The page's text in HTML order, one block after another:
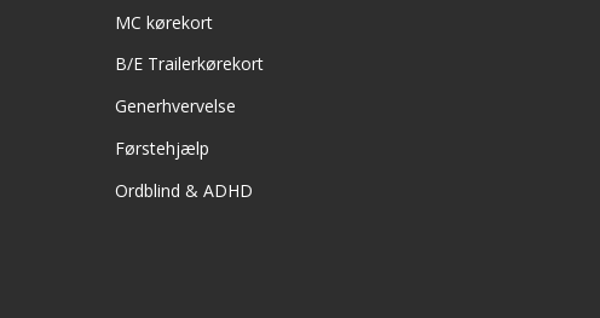
MC kørekort
B/E Trailerkørekort
Generhvervelse
Førstehjælp
Ordblind & ADHD